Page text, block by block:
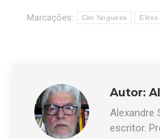
Marcações: Ciro Nogueira Elites
Autor:
Alexandre
escritor.